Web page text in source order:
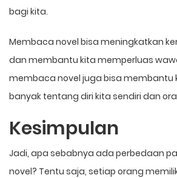
bagi kita.
Membaca novel bisa meningkatkan
dan membantu kita memperluas
membaca novel juga bisa membantu
banyak tentang diri kita sendiri dan
Kesimpulan
Jadi, apa sebabnya ada perbedaan
novel? Tentu saja, setiap orang